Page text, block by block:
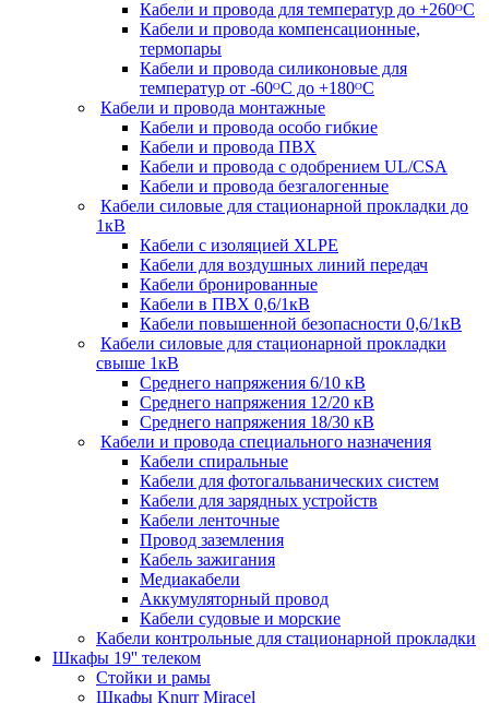
Кабели и провода для температур до +260ᴼС
Кабели и провода компенсационные,
термопары
Кабели и провода силиконовые для
температур от -60ᴼC до +180ᴼС
Кабели и провода монтажные
Кабели и провода особо гибкие
Кабели и провода ПВХ
Кабели и провода с одобрением UL/CSA
Кабели и провода безгалогенные
Кабели силовые для стационарной прокладки до
1кВ
Кабели c изоляцией XLPE
Кабели для воздушных линий передач
Кабели бронированные
Кабели в ПВХ 0,6/1кВ
Кабели повышенной безопасности 0,6/1кВ
Кабели силовые для стационарной прокладки
свыше 1кВ
Среднего напряжения 6/10 кВ
Среднего напряжения 12/20 кВ
Среднего напряжения 18/30 кВ
Кабели и провода специального назначения
Кабели спиральные
Кабели для фотогальванических систем
Кабели для зарядных устройств
Кабели ленточные
Провод заземления
Кабель зажигания
Медиакабели
Аккумуляторный провод
Кабели судовые и морские
Кабели контрольные для стационарной прокладки
Шкафы 19'' телеком
Стойки и рамы
Шкафы Knurr Miracel